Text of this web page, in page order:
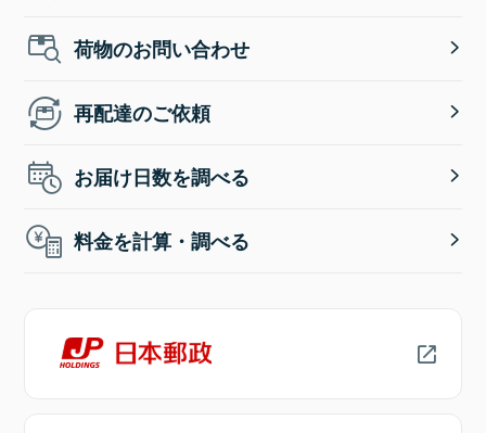
荷物のお問い合わせ
再配達のご依頼
お届け日数を調べる
料金を計算・調べる